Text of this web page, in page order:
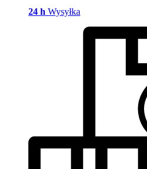
24 h Wysyłka